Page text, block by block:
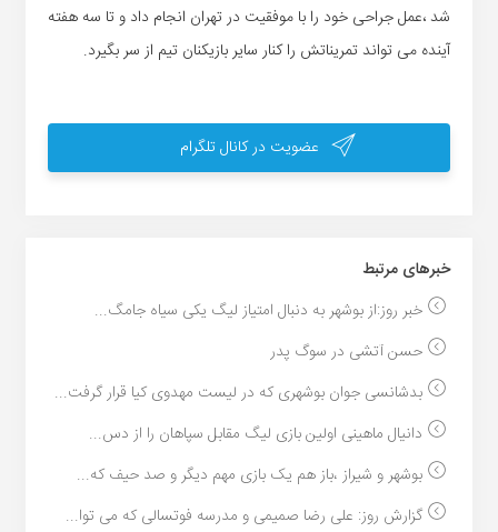
شد ،عمل جراحی خود را با موفقیت در تهران انجام داد و تا سه هفته
آینده می تواند تمریناتش را کنار سایر بازیکنان تیم از سر بگیرد.
عضویت در کانال تلگرام
خبر‌های مرتبط
خبر روز:از بوشهر به دنبال امتیاز لیگ یکی سیاه جامگ...
حسن آتشی در سوگ پدر
بدشانسی جوان بوشهری که در لیست مهدوی کیا قرار گرفت...
دانیال ماهینی اولین بازی لیگ مقابل سپاهان را از دس...
بوشهر و شیراز ،باز هم یک بازی مهم دیگر و صد حیف که...
گزارش روز: علی رضا صمیمی و مدرسه فوتسالی که می توا...